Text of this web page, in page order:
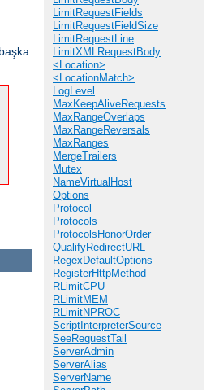
LimitRequestFields
LimitRequestFieldSize
LimitRequestLine
LimitXMLRequestBody
<Location>
<LocationMatch>
LogLevel
MaxKeepAliveRequests
MaxRangeOverlaps
MaxRangeReversals
MaxRanges
MergeTrailers
Mutex
NameVirtualHost
Options
Protocol
Protocols
ProtocolsHonorOrder
QualifyRedirectURL
RegexDefaultOptions
RegisterHttpMethod
RLimitCPU
RLimitMEM
RLimitNPROC
ScriptInterpreterSource
SeeRequestTail
ServerAdmin
ServerAlias
ServerName